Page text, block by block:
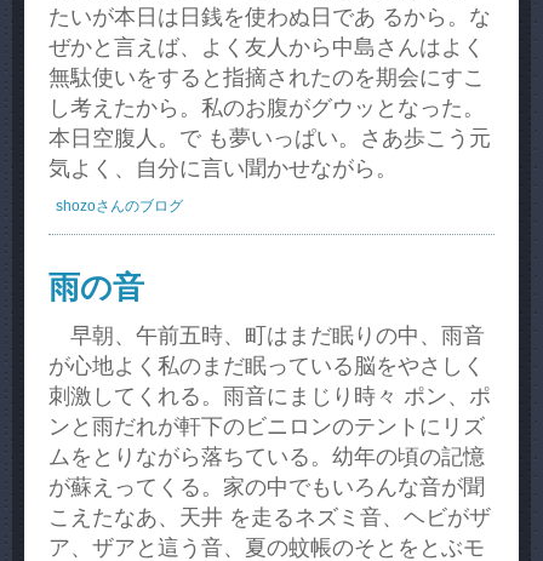
たいが本日は日銭を使わぬ日であ るから。な
ぜかと言えば、よく友人から中島さんはよく
無駄使いをすると指摘されたのを期会にすこ
し考えたから。私のお腹がグウッとなった。
本日空腹人。で も夢いっぱい。さあ歩こう元
気よく、自分に言い聞かせながら。
shozoさんのブログ
雨の音
早朝、午前五時、町はまだ眠りの中、雨音
が心地よく私のまだ眠っている脳をやさしく
刺激してくれる。雨音にまじり時々 ポン、ポ
ンと雨だれが軒下のビニロンのテントにリズ
ムをとりながら落ちている。幼年の頃の記憶
が蘇えってくる。家の中でもいろんな音が聞
こえたなあ、天井 を走るネズミ音、ヘビがザ
ア、ザアと這う音、夏の蚊帳のそとをとぶモ